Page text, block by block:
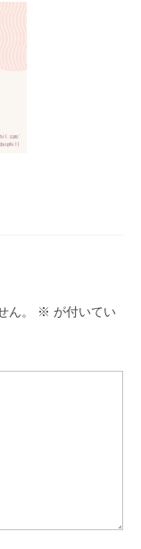
ん。 ※ が付いてい